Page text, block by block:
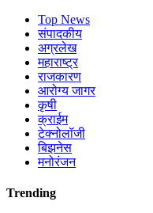
Top News
संपादकीय
अग्रलेख
महाराष्ट्र
राजकारण
आरोग्य जागर
कृषी
क्राईम
टेक्नोलॉजी
बिझनेस
मनोरंजन
Trending